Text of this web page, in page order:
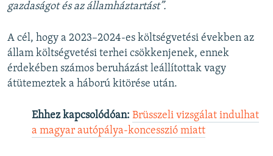
gazdaságot és az államháztartást”.
A cél, hogy a 2023–2024-es költségvetési években az
állam költségvetési terhei csökkenjenek, ennek
érdekében számos beruházást leállítottak vagy
átütemeztek a háború kitörése után.
Ehhez kapcsolódóan: Brüsszeli vizsgálat indulhat
a magyar autópálya-koncesszió miatt